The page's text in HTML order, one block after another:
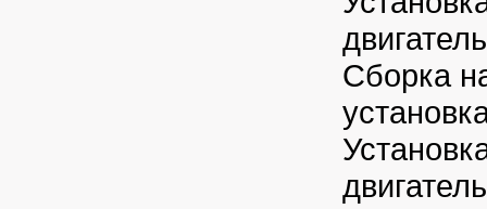
двигатель
Сборка